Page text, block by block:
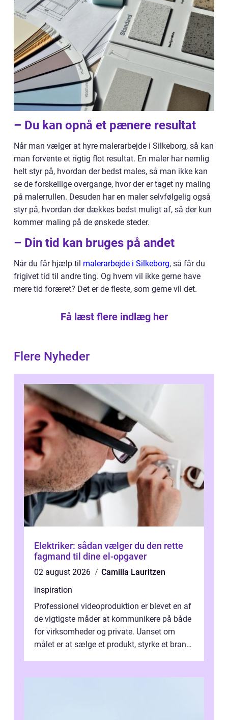
– Du kan opnå et pænere resultat
Når man vælger at hyre malerarbejde i Silkeborg, så kan
man forvente et rigtig flot resultat. En maler har nemlig
helt styr på, hvordan der bedst males, så man ikke kan
se de forskellige overgange, hvor der er taget ny maling
på malerrullen. Desuden har en maler selvfølgelig også
styr på, hvordan der dækkes bedst muligt af, så der kun
kommer maling på de ønskede steder.
– Din tid kan bruges på andet
Når du får hjælp til malerarbejde i Silkeborg, så får du
frigivet tid til andre ting. Og hvem vil ikke gerne have
mere tid foræret? Det er de fleste, som gerne vil det.
Få læst flere indlæg her
Flere Nyheder
Elektriker: sådan vælger du den rette
fagmand til dine el-opgaver
02 august 2026
Camilla Lauritzen
inspiration
Professionel videoproduktion er blevet en af
de vigtigste måder at kommunikere på både
for virksomheder og private. Uanset om
målet er at sælge et produkt, styrke et brand,